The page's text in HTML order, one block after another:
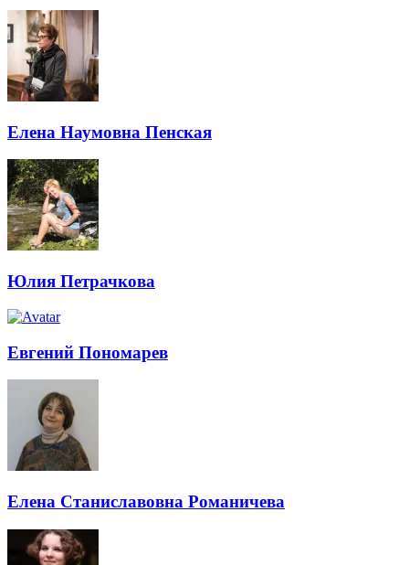
Елена Наумовна Пенская
Юлия Петрачкова
Евгений Пономарев
Елена Станиславовна Романичева